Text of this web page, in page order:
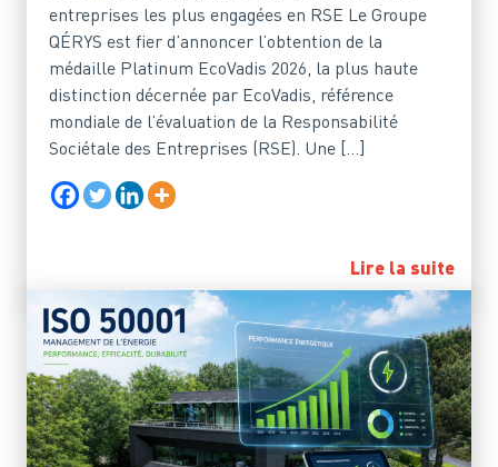
entreprises les plus engagées en RSE Le Groupe
QÉRYS est fier d’annoncer l’obtention de la
médaille Platinum EcoVadis 2026, la plus haute
distinction décernée par EcoVadis, référence
mondiale de l’évaluation de la Responsabilité
Sociétale des Entreprises (RSE). Une […]
Lire la suite